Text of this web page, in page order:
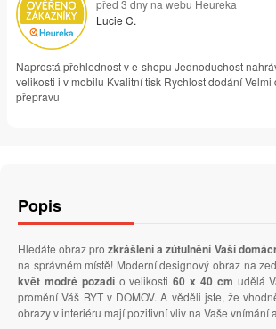
před 3 dny na webu Heureka
Lucie C.
Naprostá přehlednost v e-shopu Jednoduchost
velikosti i v mobilu Kvalitní tisk Rychlost dodání Velmi
přepravu
Popis
Hledáte obraz prozkrášlení a zútulnění Vaší
na správném místě! Moderní designový obraz na
květ modré pozadío velikosti60 x 40 cm udělá
promění Váš BYT v DOMOV. A věděli jste, že
obrazy v interiéru mají pozitivní vliv na Vaše vnímání